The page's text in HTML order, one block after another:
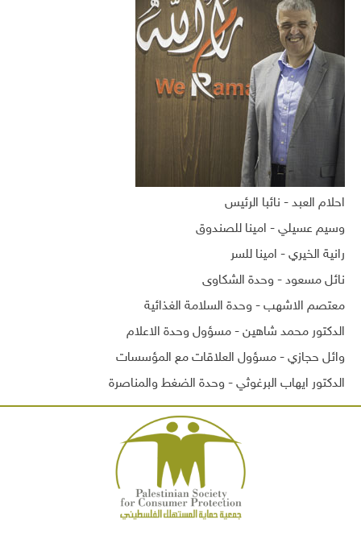
احلام العبد - نائبا الرئيس
وسيم عسيلي - امينا للصندوق
رانية الخيري - امينا للسر
نائل مسعود - وحدة الشكاوى
معتصم الاشهب - وحدة السلامة الغذائية
الدكتور محمد شاهين - مسؤول وحدة الاعلام
وائل حجازي - مسؤول العلاقات مع المؤسسات
الدكتور ايهاب البرغوثي - وحدة الضغط والمناصرة